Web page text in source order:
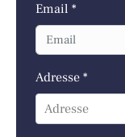
Email *
Adresse *
Adresse